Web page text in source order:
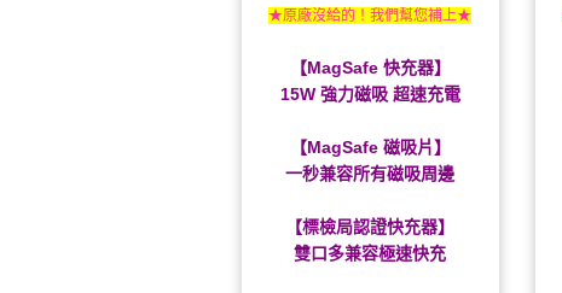
★原廠沒給的！我們幫您補上★
【MagSafe 快充器】
15W 強力磁吸 超速充電
【MagSafe 磁吸片】
一秒兼容所有磁吸周邊
【標檢局認證快充器】
雙口多兼容極速快充